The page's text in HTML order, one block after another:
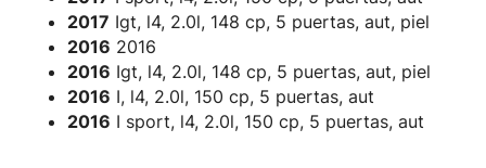
2017 Igt, l4, 2.0l, 148 cp, 5 puertas, aut, piel
2016 2016
2016 Igt, l4, 2.0l, 148 cp, 5 puertas, aut, piel
2016 I, l4, 2.0l, 150 cp, 5 puertas, aut
2016 I sport, l4, 2.0l, 150 cp, 5 puertas, aut